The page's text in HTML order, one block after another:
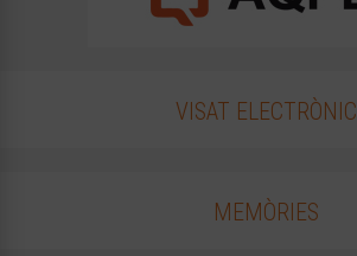
VISAT ELECTRÒNIC
MEMÒRIES